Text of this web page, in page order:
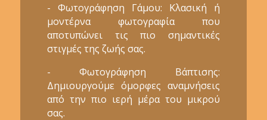
- Φωτογράφηση Γάμου: Κλασική ή
μοντέρνα φωτογραφία που
αποτυπώνει τις πιο σημαντικές
στιγμές της ζωής σας.
- Φωτογράφηση Βάπτισης:
Δημιουργούμε όμορφες αναμνήσεις
από την πιο ιερή μέρα του μικρού
σας.